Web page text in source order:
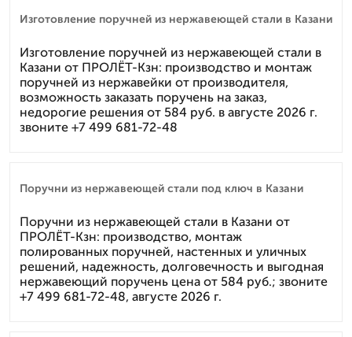
Изготовление поручней из нержавеющей стали в Казани
Изготовление поручней из нержавеющей стали в
Казани от ПРОЛЁТ-Кзн: производство и монтаж
поручней из нержавейки от производителя,
возможность заказать поручень на заказ,
недорогие решения от 584 руб. в августе 2026 г.
звоните +7 499 681-72-48
Поручни из нержавеющей стали под ключ в Казани
Поручни из нержавеющей стали в Казани от
ПРОЛЁТ-Кзн: производство, монтаж
полированных поручней, настенных и уличных
решений, надежность, долговечность и выгодная
нержавеющий поручень цена от 584 руб.; звоните
+7 499 681-72-48, августе 2026 г.